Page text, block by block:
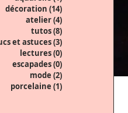
décoration (14)
atelier(4)
tutos(8)
et astuces(3)
lectures(0)
escapades(0)
mode (2)
porcelaine (1)